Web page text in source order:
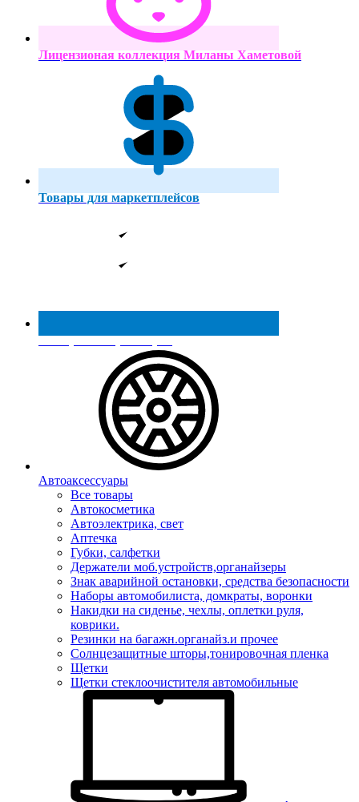
Лицензионая коллекция Миланы Хаметовой
Товары для маркетплейсов
Реестр МинПромТорга
Автоаксессуары
Все товары
Автокосметика
Автоэлектрика, свет
Аптечка
Губки, салфетки
Держатели моб.устройств,органайзеры
Знак аварийной остановки, средства безопасности
Наборы автомобилиста, домкраты, воронки
Накидки на сиденье, чехлы, оплетки руля,
коврики.
Резинки на багажн.органайз.и прочее
Солнцезащитные шторы,тонировочная пленка
Щетки
Щетки стеклоочистителя автомобильные